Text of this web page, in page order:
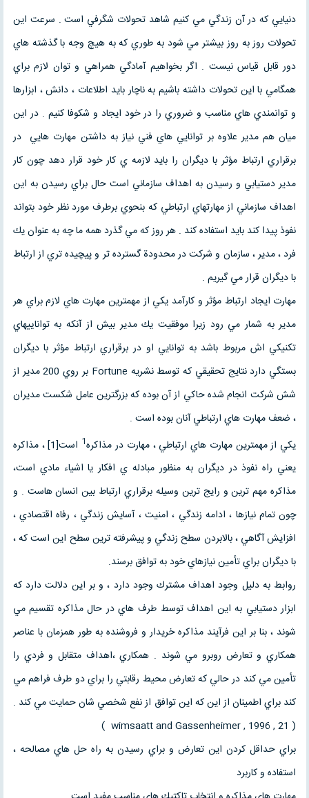
دنيايي كه در آن زندگي مي كنيم شاهد تحولات شگرفي است . سرعت اين
تحولات روز به روز بيشتر مي شود به طوري كه به هيچ وجه با گذشته هاي
دور قابل قياس نيست . اگر بخواهيم آمادگي همراهي و توان لازم براي
همگامي با اين تحولات داشته باشيم به ناچار بايد اطلاعات ، دانش ، ابزارها
و توانمندي هاي مناسب و ضروري را در خود ايجاد و شكوفا كنيم . در اين
ميان هم مدير علاوه بر توانايي هاي فني نياز به داشتن مهارت هايي در
برقراري ارتباط مؤثر با ديگران را بايد لازمه ي كار خود قرار دهد چون كار
مدير دستيابي و رسيدن به اهداف سازماني است حال براي رسيدن به اين
اهداف سازماني از مهارتهاي ارتباطي كه بنحوي برطرف مورد نظر خود بتواند
نفوذ پيدا كند بايد استفاده كند . هر روز كه مي گذرد همه ما چه به عنوان يك
فرد ، مدير ، سازمان و شركت در محدودة گسترده تر و پيچيده تري از ارتباط
با ديگران قرار مي گيريم .
مهارت ايجاد ارتباط مؤثر و كارآمد يكي از مهمترين مهارت هاي لازم براي هر
مدير به شمار مي رود زيرا موفقيت يك مدير بيش از آنكه به تواناييهاي
تكنيكي اش مربوط باشد به توانايي او در برقراري ارتباط مؤثر با ديگران
بستگي دارد نتايج تحقيقي كه توسط نشريه Fortune بر روي 200 مدير از
شش شركت انجام شده حاكي از آن بوده كه بزرگترين عامل شكست مديران
، ضعف مهارت هاي ارتباطي آنان بوده است .
يكي از مهمترين مهارت هاي ارتباطي ، مهارت در مذاكره1
است[1] ، مذاكره
يعني راه نفوذ در ديگران به منظور مبادله ي افكار يا اشياء مادي است،
مذاكره مهم ترين و رايج ترين وسيله برقراري ارتباط بين انسان هاست . و
چون تمام نيازها ، ادامه زندگي ، امنيت ، آسايش زندگي ، رفاه اقتصادي ،
افزايش آگاهي ، بالابردن سطح زندگي و پيشرفته ترين سطح اين است كه ،
با ديگران براي تأمين نيازهاي خود به توافق برسند.
روابط به دليل وجود اهداف مشترك وجود دارد ، و بر اين دلالت دارد كه
ابزار دستيابي به اين اهداف توسط طرف هاي در حال مذاكره تقسيم مي
شوند ، بنا بر اين فرآيند مذاكره خريدار و فروشنده به طور همزمان با عناصر
همكاري و تعارض روبرو مي شوند . همكاري ،‌اهداف متقابل و فردي را
تأمين مي كند در حالي كه تعارض محيط رقابتي را براي دو طرف فراهم مي
كند براي اطمينان از اين كه اين توافق از نفع شخصي شان حمايت مي كند .
( wimsaatt and Gassenheimer , 1996 , 21 )
براي حداقل كردن اين تعارض و براي رسيدن به راه حل هاي مصالحه ،
استفاده و كاربرد